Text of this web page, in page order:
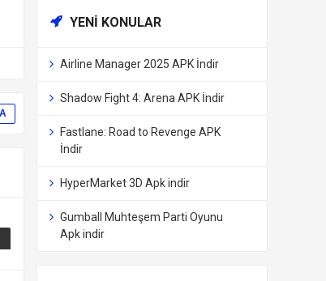
YENI KONULAR
Airline Manager 2025 APK İndir
Shadow Fight 4: Arena APK İndir
Fastlane: Road to Revenge APK
İndir
HyperMarket 3D Apk indir
Gumball Muhteşem Parti Oyunu
Apk indir